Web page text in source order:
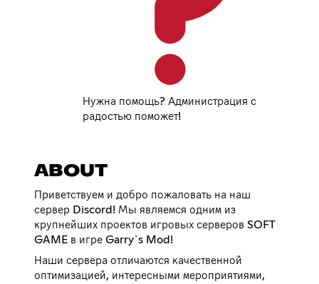
Нужна помощь? Администрация с
радостью поможет!
ABOUT
Приветствуем и добро пожаловать на наш
сервер Discord! Мы являемся одним из
крупнейших проектов игровых серверов SOFT
GAME в игре Garry`s Mod!
Наши сервера отличаются качественной
оптимизацией, интересными мероприятиями,